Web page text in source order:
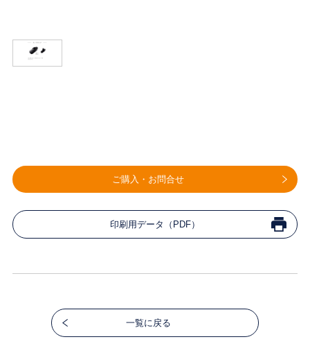
ご購入・お問合せ
印刷用データ（PDF）
一覧に戻る